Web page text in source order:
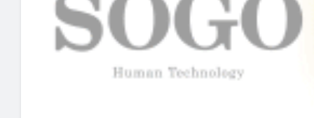
INICIO
EMPRESAS
GUÍA DE COMPRA